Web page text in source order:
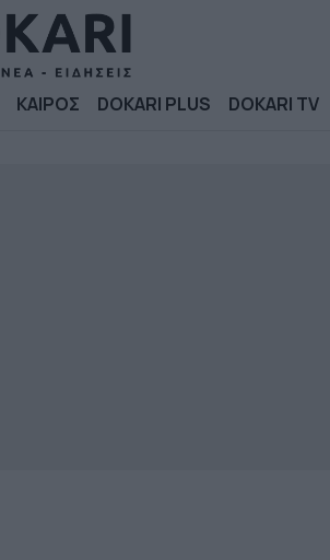
ΚΑΙΡΟΣ DOKARI PLUS DOKARI TV